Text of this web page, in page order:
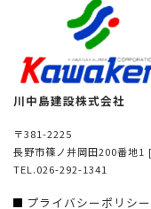
川中島建設株式会社
〒381-2225
長野市篠ノ井岡田200番地1
TEL.026-292-1341
プライバシーポリシー